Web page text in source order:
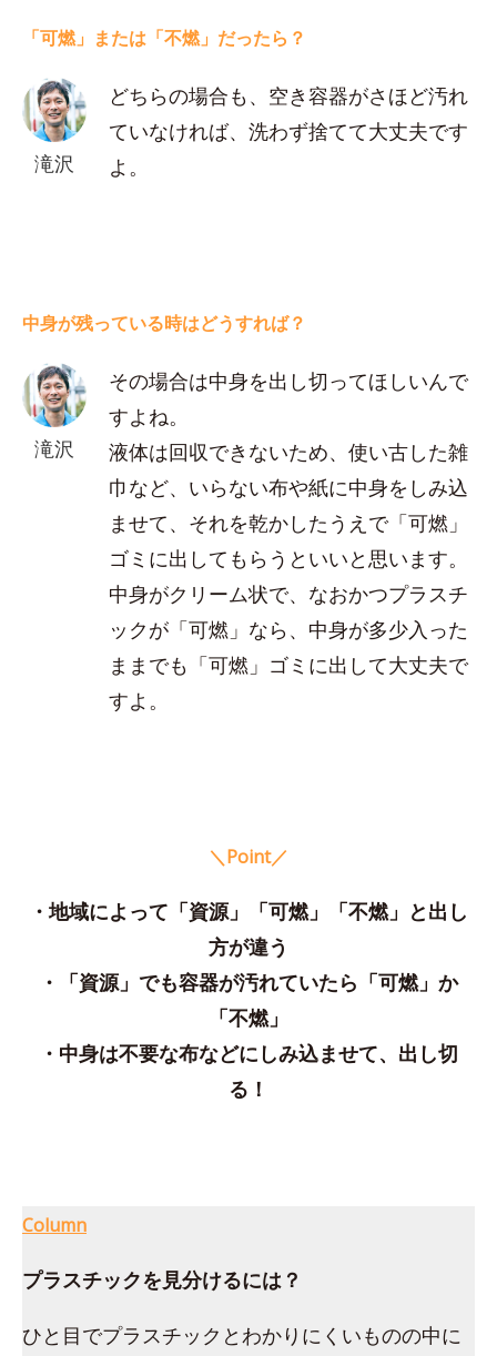
「可燃」または「不燃」だったら？
滝沢
どちらの場合も、空き容器がさほど汚れ
ていなければ、洗わず捨てて大丈夫です
よ。
中身が残っている時はどうすれば？
滝沢
その場合は中身を出し切ってほしいんで
すよね。
液体は回収できないため、使い古した雑
巾など、いらない布や紙に中身をしみ込
ませて、それを乾かしたうえで「可燃」
ゴミに出してもらうといいと思います。
中身がクリーム状で、なおかつプラスチ
ックが「可燃」なら、中身が多少入った
ままでも「可燃」ゴミに出して大丈夫で
すよ。
＼Point／
・地域によって「資源」「可燃」「不燃」と出し
方が違う
・「資源」でも容器が汚れていたら「可燃」か
「不燃」
・中身は不要な布などにしみ込ませて、出し切
る！
Column
プラスチックを見分けるには？
ひと目でプラスチックとわかりにくいものの中に